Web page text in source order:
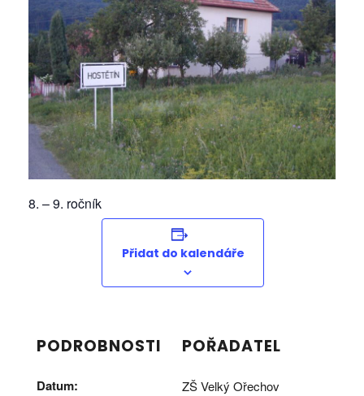
8. – 9. ročník
Přidat do kalendáře
PODROBNOSTI
Datum:
POŘADATEL
ZŠ Velký Ořechov